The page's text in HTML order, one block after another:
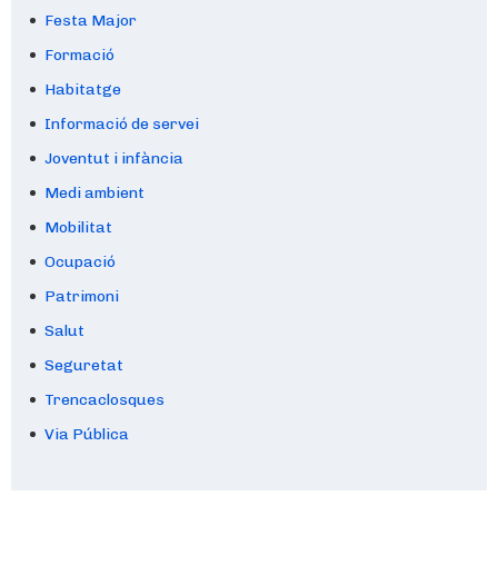
Festa Major
Formació
Habitatge
Informació de servei
Joventut i infància
Medi ambient
Mobilitat
Ocupació
Patrimoni
Salut
Seguretat
Trencaclosques
Via Pública